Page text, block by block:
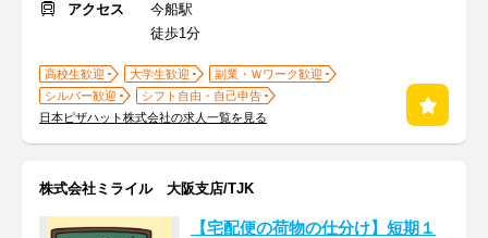
アクセス
今船駅
徒歩1分
高校生歓迎 大学生歓迎
副業・Ｗワーク歓迎
シルバー歓迎
シフト自由・自己申告
日本ピザハット株式会社の求人一覧を見る
株式会社ミライル 大阪支店/TJK
【宅配便の荷物の仕分け】短期１